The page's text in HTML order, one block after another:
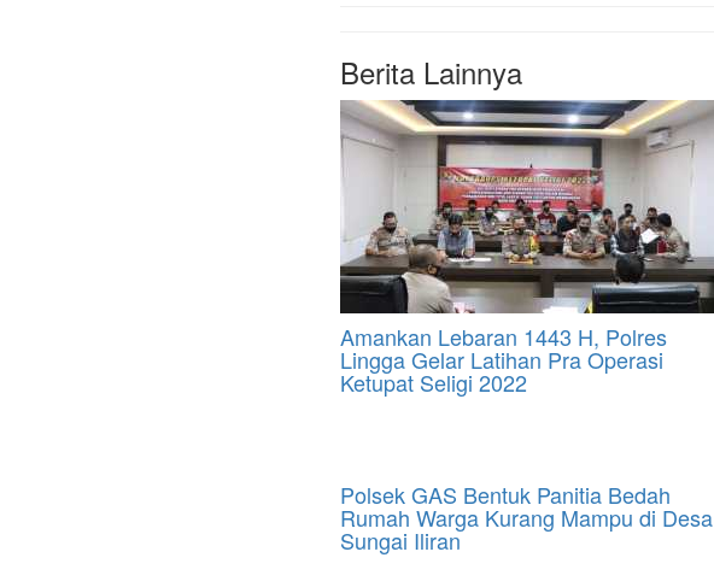
Berita Lainnya
Amankan Lebaran 1443 H, Polres
Lingga Gelar Latihan Pra Operasi
Ketupat Seligi 2022
Polsek GAS Bentuk Panitia Bedah
Rumah Warga Kurang Mampu di Desa
Sungai Iliran